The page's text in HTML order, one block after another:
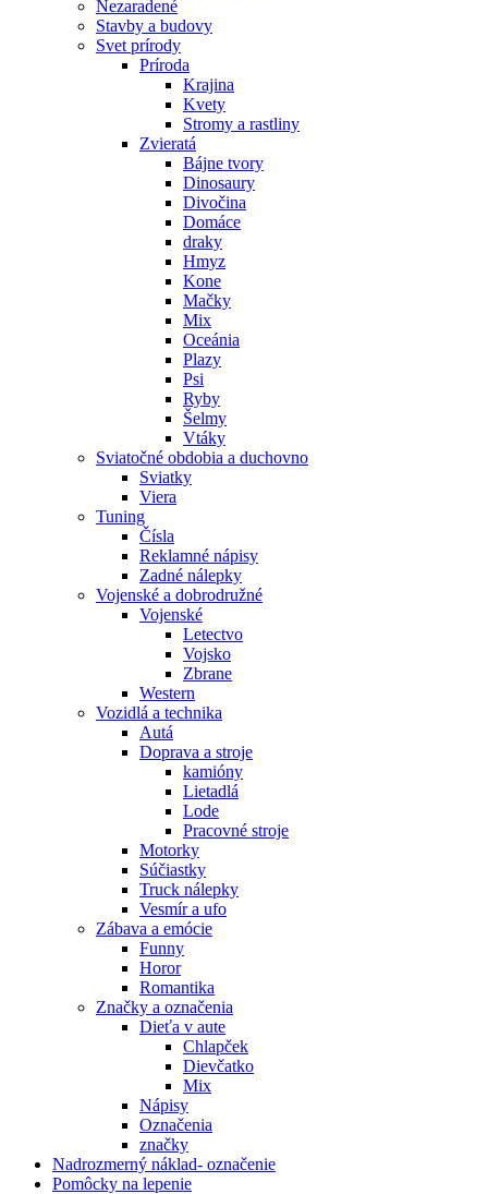
Nezaradené
Stavby a budovy
Svet prírody
Príroda
Krajina
Kvety
Stromy a rastliny
Zvieratá
Bájne tvory
Dinosaury
Divočina
Domáce
draky
Hmyz
Kone
Mačky
Mix
Oceánia
Plazy
Psi
Ryby
Šelmy
Vtáky
Sviatočné obdobia a duchovno
Sviatky
Viera
Tuning
Čísla
Reklamné nápisy
Zadné nálepky
Vojenské a dobrodružné
Vojenské
Letectvo
Vojsko
Zbrane
Western
Vozidlá a technika
Autá
Doprava a stroje
kamióny
Lietadlá
Lode
Pracovné stroje
Motorky
Súčiastky
Truck nálepky
Vesmír a ufo
Zábava a emócie
Funny
Horor
Romantika
Značky a označenia
Dieťa v aute
Chlapček
Dievčatko
Mix
Nápisy
Označenia
značky
Nadrozmerný náklad- označenie
Pomôcky na lepenie